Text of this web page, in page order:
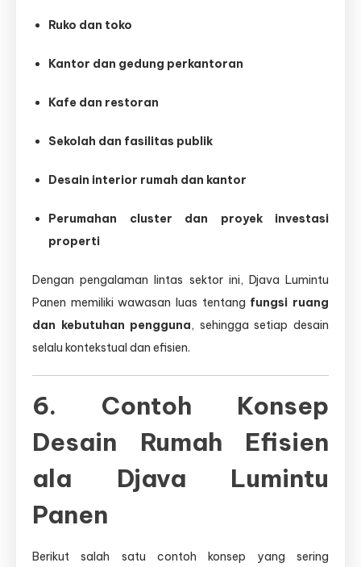
Ruko dan toko
Kantor dan gedung perkantoran
Kafe dan restoran
Sekolah dan fasilitas publik
Desain interior rumah dan kantor
Perumahan cluster dan proyek investasi
properti
Dengan pengalaman lintas sektor ini, Djava Lumintu
Panen memiliki wawasan luas tentang fungsi ruang
dan kebutuhan pengguna, sehingga setiap desain
selalu kontekstual dan efisien.
6. Contoh Konsep
Desain Rumah Efisien
ala Djava Lumintu
Panen
Berikut salah satu contoh konsep yang sering